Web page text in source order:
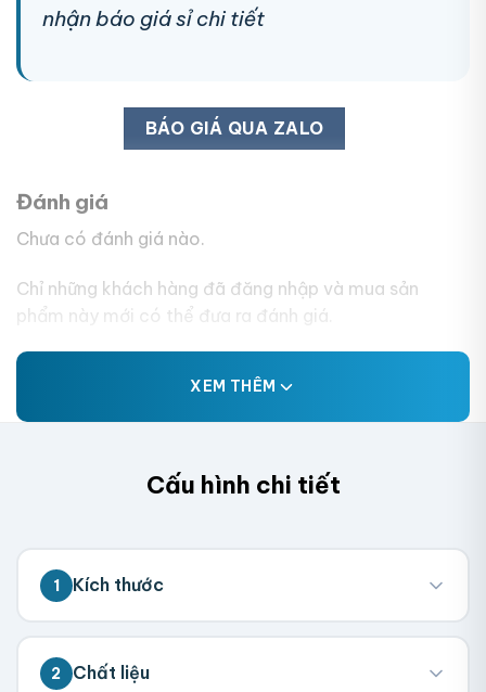
nhận báo giá sỉ chi tiết
BÁO GIÁ QUA ZALO
Đánh giá
Chưa có đánh giá nào.
Chỉ những khách hàng đã đăng nhập và mua sản
phẩm này mới có thể đưa ra đánh giá.
XEM THÊM
Cấu hình chi tiết
1 Kích thước
💡 Đo kích thước bên trong hộp (nơi chứa
2 Chất liệu